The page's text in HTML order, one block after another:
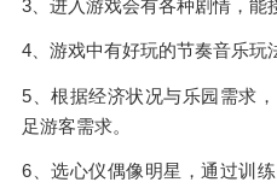
3、进入游戏会有各种剧情，能
4、游戏中有好玩的节奏音乐玩
5、根据经济状况与乐园需求
足游客需求。
6、选心仪偶像明星，通过训